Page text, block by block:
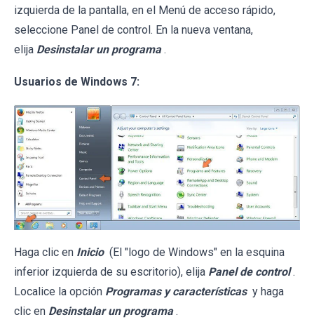
izquierda de la pantalla, en el Menú de acceso rápido,
seleccione Panel de control. En la nueva ventana,
elija Desinstalar un programa .
Usuarios de Windows 7:
Haga clic en Inicio (El "logo de Windows" en la esquina
inferior izquierda de su escritorio), elija Panel de control .
Localice la opción Programas y características y haga
clic en Desinstalar un programa .